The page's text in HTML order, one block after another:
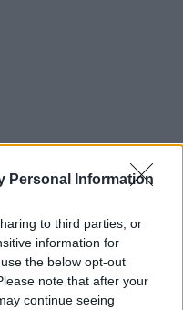
Personal Information
to third parties, or
information for
the below opt-out
note that after your
continue seeing